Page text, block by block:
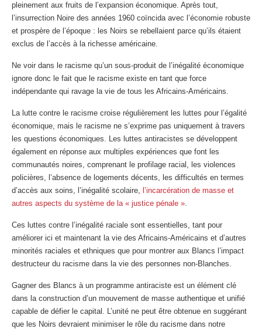
pleinement aux fruits de l’expansion économique. Après tout,
l’insurrection Noire des années 1960 coïncida avec l’économie robuste
et prospère de l’époque : les Noirs se rebellaient parce qu’ils étaient
exclus de l’accès à la richesse américaine.
Ne voir dans le racisme qu’un sous-produit de l’inégalité économique
ignore donc le fait que le racisme existe en tant que force
indépendante qui ravage la vie de tous les Africains-Américains.
La lutte contre le racisme croise régulièrement les luttes pour l’égalité
économique, mais le racisme ne s’exprime pas uniquement à travers
les questions économiques. Les luttes antiracistes se développent
également en réponse aux multiples expériences que font les
communautés noires, comprenant le profilage racial, les violences
policières, l’absence de logements décents, les difficultés en termes
d’accès aux soins, l’inégalité scolaire, l’incarcération de masse et
autres aspects du système de la « justice pénale ».
Ces luttes contre l’inégalité raciale sont essentielles, tant pour
améliorer ici et maintenant la vie des Africains-Américains et d’autres
minorités raciales et ethniques que pour montrer aux Blancs l’impact
destructeur du racisme dans la vie des personnes non-Blanches.
Gagner des Blancs à un programme antiraciste est un élément clé
dans la construction d’un mouvement de masse authentique et unifié
capable de défier le capital. L’unité ne peut être obtenue en suggérant
que les Noirs devraient minimiser le rôle du racisme dans notre